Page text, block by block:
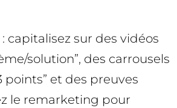
capitalisez sur des vidéos
solution”, des carrousels
points” et des preuves
le remarketing pour